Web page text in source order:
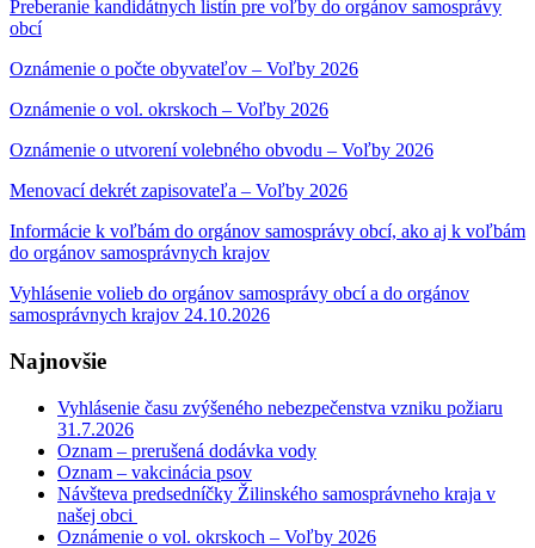
Preberanie kandidátnych listín pre voľby do orgánov samosprávy
obcí
Oznámenie o počte obyvateľov – Voľby 2026
Oznámenie o vol. okrskoch – Voľby 2026
Oznámenie o utvorení volebného obvodu – Voľby 2026
Menovací dekrét zapisovateľa – Voľby 2026
Informácie k voľbám do orgánov samosprávy obcí, ako aj k voľbám
do orgánov samosprávnych krajov
Vyhlásenie volieb do orgánov samosprávy obcí a do orgánov
samosprávnych krajov 24.10.2026
Najnovšie
Vyhlásenie času zvýšeného nebezpečenstva vzniku požiaru
31.7.2026
Oznam – prerušená dodávka vody
Oznam – vakcinácia psov
Návšteva predsedníčky Žilinského samosprávneho kraja v
našej obci
Oznámenie o vol. okrskoch – Voľby 2026